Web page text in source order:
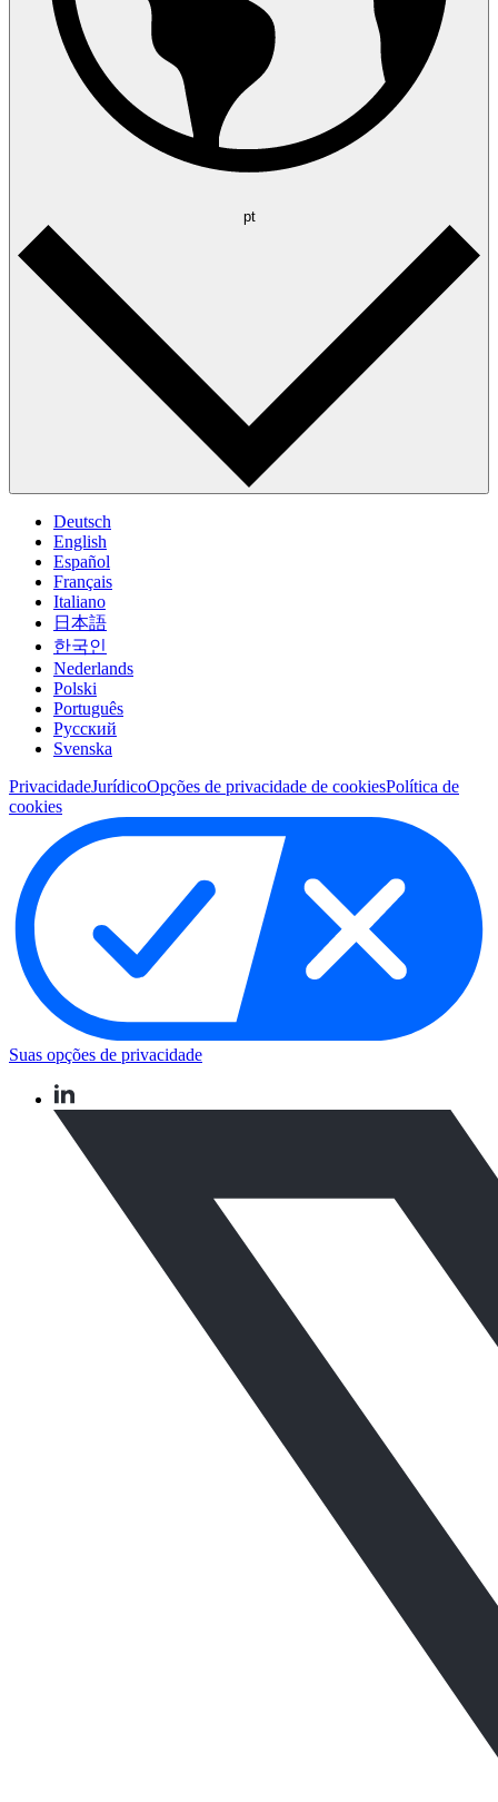
pt
Deutsch
English
Español
Français
Italiano
日本語
한국인
Nederlands
Polski
Português
Pусский
Svenska
PrivacidadeJurídicoOpções de privacidade de cookiesPolítica de
cookies
Suas opções de privacidade